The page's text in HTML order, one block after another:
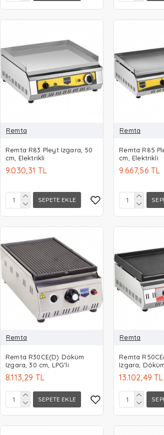
Remta
Remta R83 Pleyt Izgara, 50
cm, Elektrikli
9.030,31 TL
SEPETE EKLE
Remta
Remta R85
cm, Elektrikli
9.667,56 TL
Remta
Remta R30CE(D) Döküm
Izgara, 30 cm, LPG'li
8.113,29 TL
SEPETE EKLE
Remta
Remta
Izgara,
13.102,49 TL